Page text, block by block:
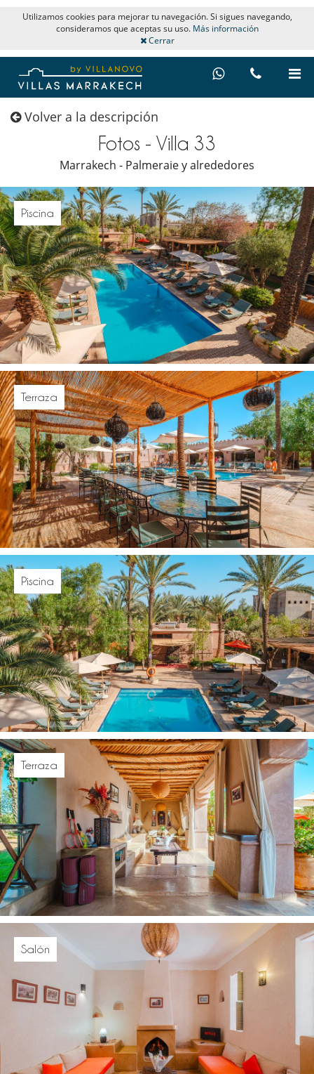
Utilizamos cookies para mejorar tu navegación. Si sigues navegando,
consideramos que aceptas su uso. Más información
Cerrar
Volver a la descripción
Fotos - Villa 33
Marrakech - Palmeraie y alrededores
Piscina
Terraza
Piscina
Terraza
Salón